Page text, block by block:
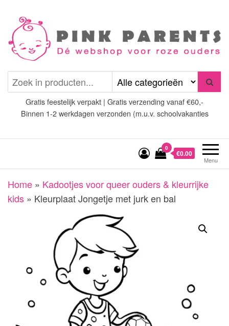
inhoud
Pink Parents
(wens)ouders
Gratis feestelijk verpakt | Gratis verzending vanaf €60,-
Binnen 1-2 werkdagen verzonden (m.u.v. schoolvakanties
Menu
0
€0.00
Home » Kadootjes voor queer ouders & kleurrijke
kids » Kleurplaat Jongetje met jurk en bal